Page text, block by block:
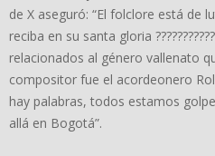
de X aseguró: “El folclore está de
reciba en su santa gloria
relacionados al género vallenato
compositor fue el acordeonero
hay palabras, todos estamos
allá en Bogotá”.